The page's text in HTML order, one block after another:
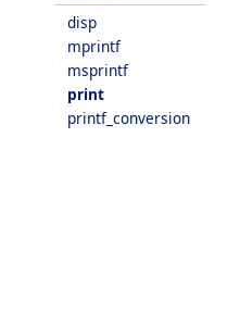
disp
mprintf
msprintf
print
printf_conversion